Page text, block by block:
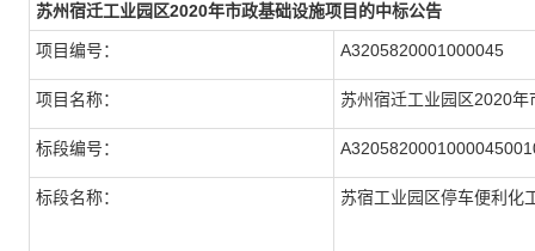
苏州宿迁工业园区2020年市政基础设施项目的中标公告
项目编号： A3205820001000045
项目名称： 苏州宿迁工业园区2020年
标段编号：
标段名称： 苏宿工业园区停车便利化